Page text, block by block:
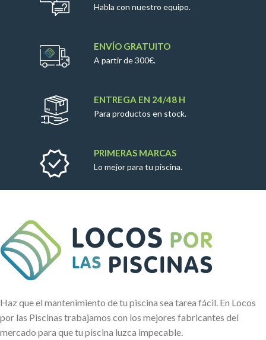
Habla con nuestro equipo.
ENVÍO GRATUITO
A partir de 300€.
ENTREGA EN 24/48 H
Para productos en stock.
PRIMERAS MARCAS
Lo mejor para tu piscina.
Haz que el mantenimiento de tu piscina sea tarea fácil. En Locos
por las Piscinas trabajamos con los mejores fabricantes del
mercado para que tu piscina luzca impecable.